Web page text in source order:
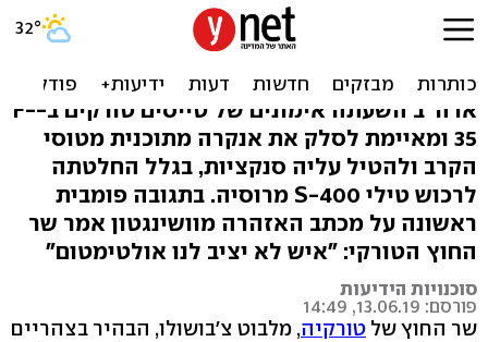
טורקיה וארה"ב ראש בראש
ארה"ב השעתה אימונים של טייסים טורקים ב-F-
35 ומאיימת לסלק את אנקרה מתוכנית מטוסי
הקרב ולהטיל עליה סנקציות, בגלל החלטתה
לרכוש טילי S-400 מרוסיה. בתגובה פומבית
ראשונה על מכתב האזהרה מוושינגטון אמר שר
החוץ הטורקי: "איש לא יציב לנו אולטימטום"
סוכנויות הידיעות
פורסם: 13.06.19, 14:49
שר החוץ של טורקיה, מלבוט צ'בושולו, הבהיר בצהריים